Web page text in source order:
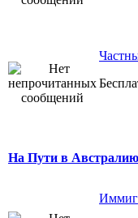
На Пути в Австралию